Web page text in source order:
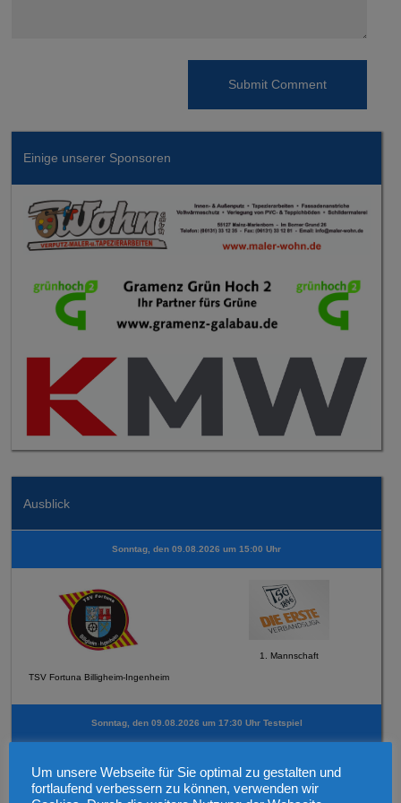
Einige unserer Sponsoren
Ausblick
Sonntag, den 09.08.2026 um 15:00 Uhr
TSV Fortuna Billigheim-Ingenheim
1. Mannschaft
Sonntag, den 09.08.2026 um 17:30 Uhr Testspiel
Um unsere Webseite für Sie optimal zu gestalten und
fortlaufend verbessern zu können, verwenden wir